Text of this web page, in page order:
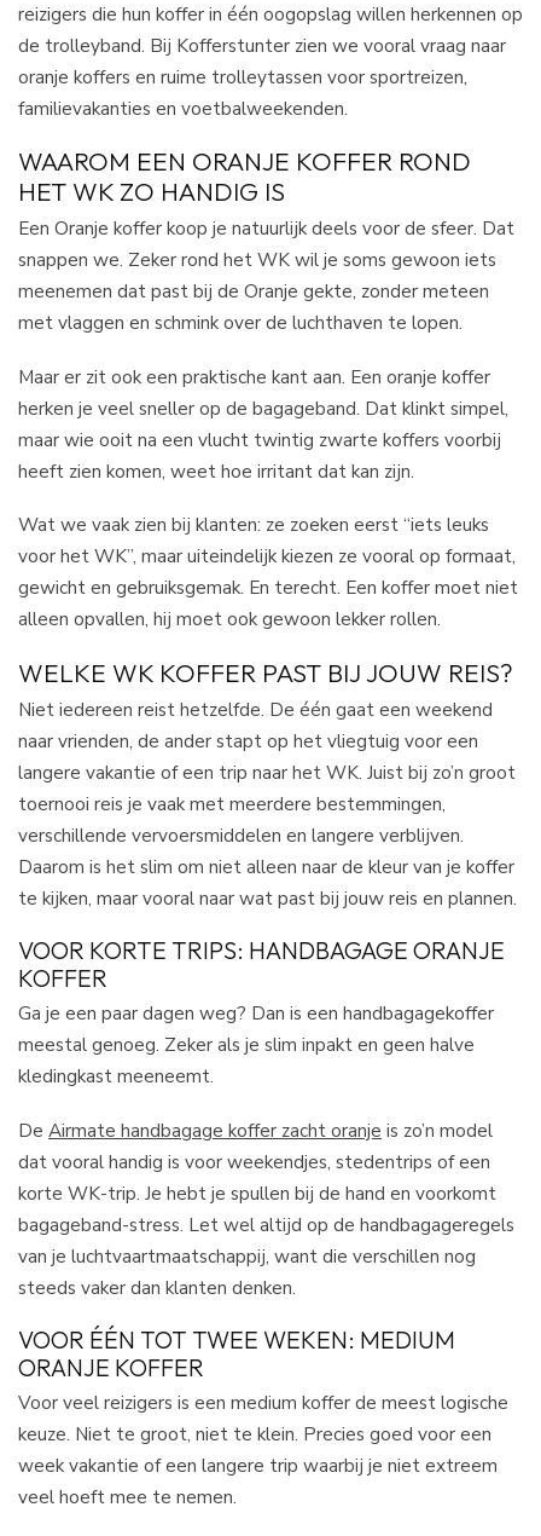
reizigers die hun koffer in één oogopslag willen herkennen op
de trolleyband. Bij Kofferstunter zien we vooral vraag naar
oranje koffers en ruime trolleytassen voor sportreizen,
familievakanties en voetbalweekenden.
WAAROM EEN ORANJE KOFFER ROND
HET WK ZO HANDIG IS
Een Oranje koffer koop je natuurlijk deels voor de sfeer. Dat
snappen we. Zeker rond het WK wil je soms gewoon iets
meenemen dat past bij de Oranje gekte, zonder meteen
met vlaggen en schmink over de luchthaven te lopen.
Maar er zit ook een praktische kant aan. Een oranje koffer
herken je veel sneller op de bagageband. Dat klinkt simpel,
maar wie ooit na een vlucht twintig zwarte koffers voorbij
heeft zien komen, weet hoe irritant dat kan zijn.
Wat we vaak zien bij klanten: ze zoeken eerst “iets leuks
voor het WK”, maar uiteindelijk kiezen ze vooral op formaat,
gewicht en gebruiksgemak. En terecht. Een koffer moet niet
alleen opvallen, hij moet ook gewoon lekker rollen.
WELKE WK KOFFER PAST BIJ JOUW REIS?
Niet iedereen reist hetzelfde. De één gaat een weekend
naar vrienden, de ander stapt op het vliegtuig voor een
langere vakantie of een trip naar het WK. Juist bij zo’n groot
toernooi reis je vaak met meerdere bestemmingen,
verschillende vervoersmiddelen en langere verblijven.
Daarom is het slim om niet alleen naar de kleur van je koffer
te kijken, maar vooral naar wat past bij jouw reis en plannen.
VOOR KORTE TRIPS: HANDBAGAGE ORANJE
KOFFER
Ga je een paar dagen weg? Dan is een handbagagekoffer
meestal genoeg. Zeker als je slim inpakt en geen halve
kledingkast meeneemt.
De Airmate handbagage koffer zacht oranje is zo’n model
dat vooral handig is voor weekendjes, stedentrips of een
korte WK-trip. Je hebt je spullen bij de hand en voorkomt
bagageband-stress. Let wel altijd op de handbagageregels
van je luchtvaartmaatschappij, want die verschillen nog
steeds vaker dan klanten denken.
VOOR ÉÉN TOT TWEE WEKEN: MEDIUM
ORANJE KOFFER
Voor veel reizigers is een medium koffer de meest logische
keuze. Niet te groot, niet te klein. Precies goed voor een
week vakantie of een langere trip waarbij je niet extreem
veel hoeft mee te nemen.